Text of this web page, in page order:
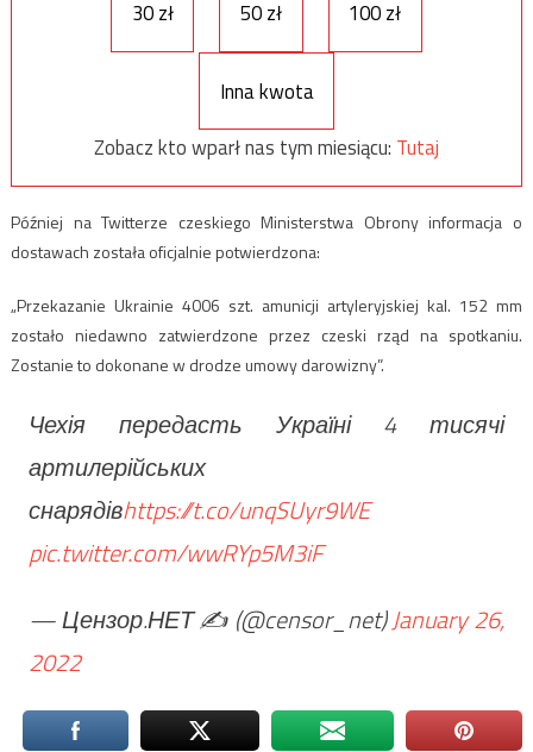
30 zł 50 zł 100 zł
Inna kwota
Zobacz kto wparł nas tym miesiącu: Tutaj
Później na Twitterze czeskiego Ministerstwa Obrony informacja o
dostawach została oficjalnie potwierdzona:
„Przekazanie Ukrainie 4006 szt. amunicji artyleryjskiej kal. 152 mm
zostało niedawno zatwierdzone przez czeski rząd na spotkaniu.
Zostanie to dokonane w drodze umowy darowizny”.
Чехія передасть Україні 4 тисячі
артилерійських
снарядівhttps://t.co/unqSUyr9WE
pic.twitter.com/wwRYp5M3iF
— Цензор.НЕТ ✍️ (@censor_net)January 26,
2022